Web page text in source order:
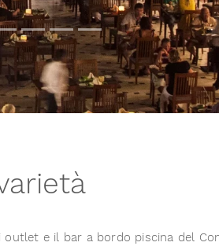
e il bar a bordo piscina del